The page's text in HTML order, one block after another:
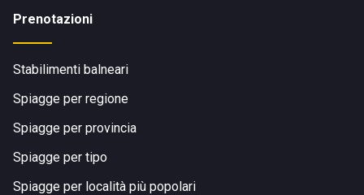
Prenotazioni
Stabilimenti balneari
Spiagge per regione
Spiagge per provincia
Spiagge per tipo
Spiagge per località più popolari